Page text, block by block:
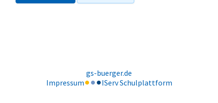
gs-buerger.de
Impressum
IServ Schulplattform